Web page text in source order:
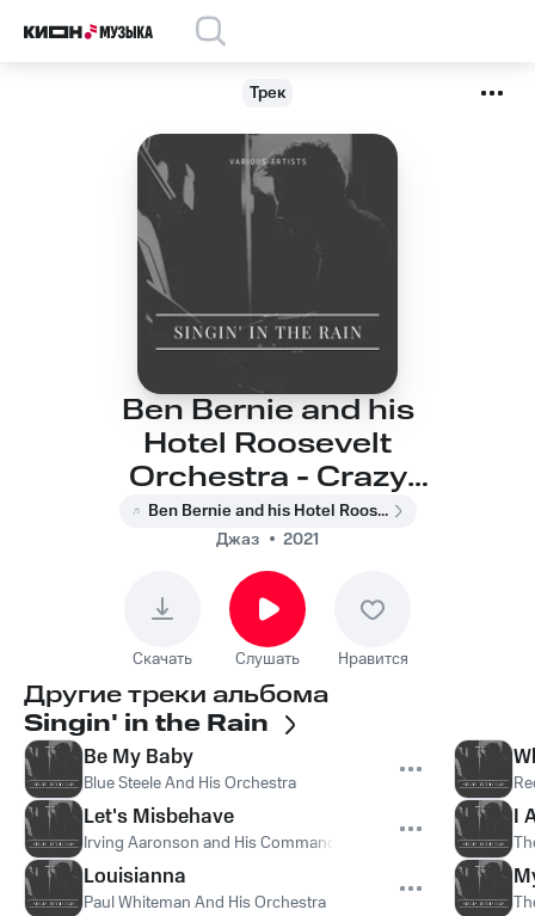
Трек
Ben Bernie and his
Hotel Roosevelt
Orchestra - Crazy
Rhythm
Ben Bernie and his Hotel Roosevelt Orchestra
Джаз
2021
Скачать Слушать Нравится
Другие треки альбома
Singin' in the Rain
Be My Baby
Blue Steele And His Orchestra
Let's Misbehave
Irving Aaronson and His Commanders
Louisianna
Paul Whiteman And His Orchestra
I